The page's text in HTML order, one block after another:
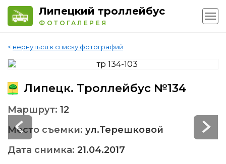
Липецкий троллейбус
ФОТОГАЛЕРЕЯ
< вернуться к списку фотографий
Липецк. Троллейбус №134
Маршрут: 12
Место съемки: ул.Терешковой
Дата снимка: 21.04.2017